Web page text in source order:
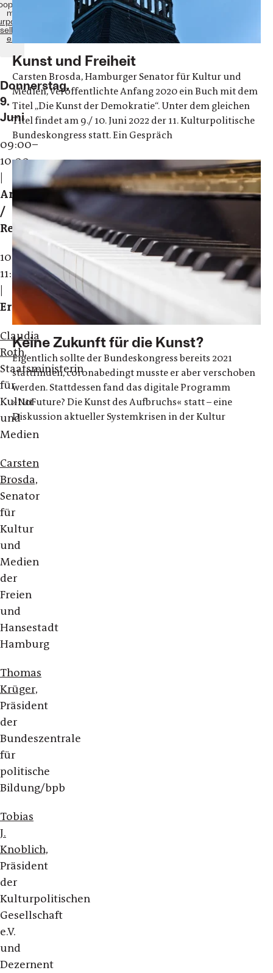
mit
e.V.
Donnerstag,
9.
Juni
09:00–
10:00
Anmeldung
/
Registrierung
10:00-
11:30
Eröffnung
Claudia
Roth,
Staatsministerin
für
Kultur
und
Medien
Carsten
Brosda,
Senator
für
Kultur
und
Medien
der
Freien
und
Hansestadt
Hamburg
Thomas
Krüger,
Präsident
der
Bundeszentrale
für
politische
Bildung/bpb
Tobias
J.
Knoblich,
Präsident
der
Kulturpolitischen
Gesellschaft
e.V.
und
Dezernent
Kunst und Freiheit
Carsten Brosda, Hamburger Senator für Kultur und
Medien, veröffentlichte Anfang 2020 ein Buch mit dem
Titel „Die Kunst der Demokratie“. Unter dem gleichen
Titel findet am 9./ 10. Juni 2022 der 11. Kulturpolitische
Bundeskongress statt. Ein Gespräch
Keine Zukunft für die Kunst?
Eigentlich sollte der Bundeskongress bereits 2021
stattfinden, coronabedingt musste er aber verschoben
werden. Stattdessen fand das digitale Programm
»NoFuture? Die Kunst des Aufbruchs« statt – eine
Diskussion aktueller Systemkrisen in der Kultur